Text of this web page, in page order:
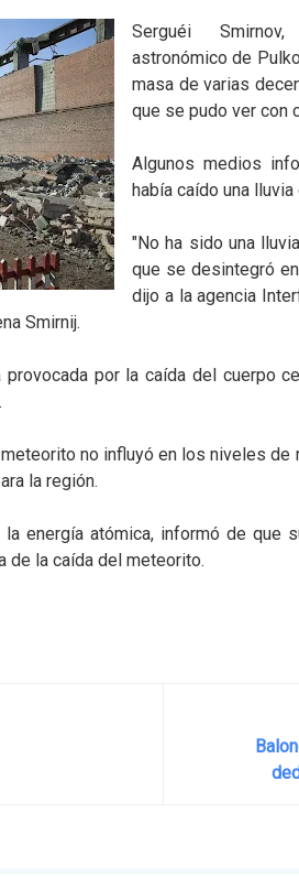
Serguéi
astronómico de
masa de varias
que se pudo ver con
Algunos medios
había caído una
"No ha sido una
que se desintegró
dijo a la agencia
Smirnij.
provocada por la caída del cuerpo
no influyó en los niveles de
la región.
la energía atómica, informó de que
de la caída del meteorito.